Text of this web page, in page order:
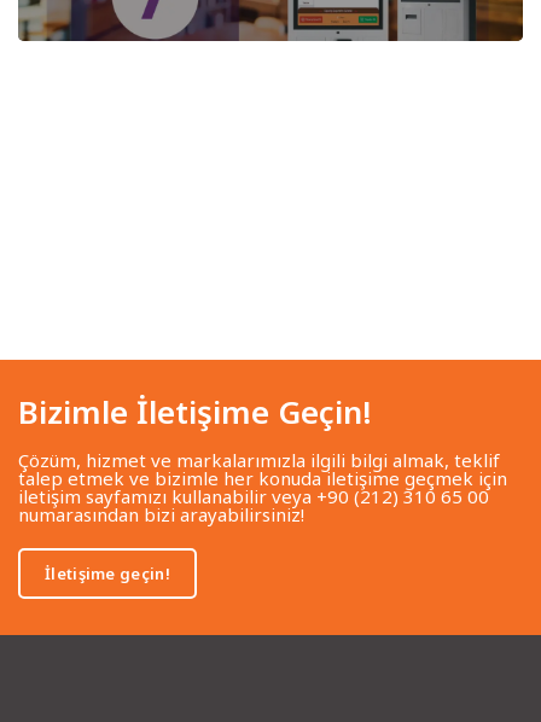
Bizimle İletişime Geçin!
Çözüm, hizmet ve markalarımızla ilgili bilgi almak, teklif
talep etmek ve bizimle her konuda iletişime geçmek için
iletişim sayfamızı kullanabilir veya +90 (212) 310 65 00
numarasından bizi arayabilirsiniz!
İletişime geçin!